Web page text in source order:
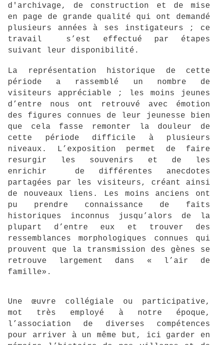
d'archivage, de construction et de mise
en page de grande qualité qui ont demandé
plusieurs années à ses instigateurs ; ce
travail s’est effectué par étapes
suivant leur disponibilité.
La représentation historique de cette
période a rassemblé un nombre de
visiteurs appréciable ; les moins jeunes
d’entre nous ont retrouvé avec émotion
des figures connues de leur jeunesse bien
que cela fasse remonter la douleur de
cette période difficile à plusieurs
niveaux. L’exposition permet de faire
resurgir les souvenirs et de les
enrichir de différentes anecdotes
partagées par les visiteurs, créant ainsi
de nouveaux liens. Les moins anciens ont
pu prendre connaissance de faits
historiques inconnus jusqu’alors de la
plupart d’entre eux et trouver des
ressemblances morphologiques connues qui
prouvent que la transmission des gènes se
retrouve largement dans « l’air de
famille».
Une œuvre collégiale ou participative,
mot très employé à notre époque,
l’association de diverses compétences
pour arriver à un même but, ici garder en